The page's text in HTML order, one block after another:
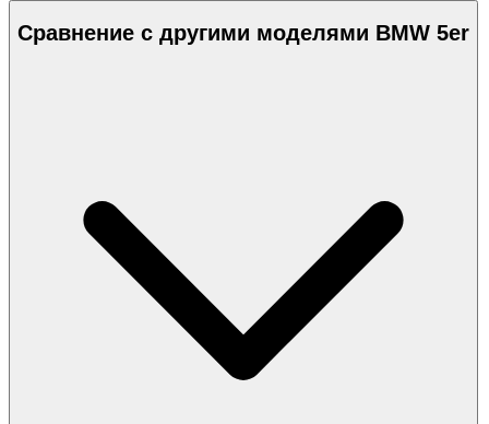
Сравнение с другими моделями BMW 5er